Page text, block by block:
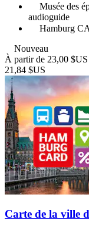
Musée des
audioguide
Hamburg
Nouveau
À partir de 23,00 $US
21,84 $US
Carte de la ville